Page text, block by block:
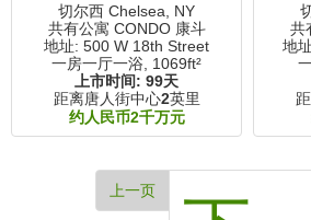
切尔西 Chelsea, NY
共有公寓 CONDO 康斗
地址: 500 W 18th Street
一房一厅一浴, 1069ft²
上市时间: 99天
距离唐人街中心2英里
约人民币2千万元
共
地
上一页